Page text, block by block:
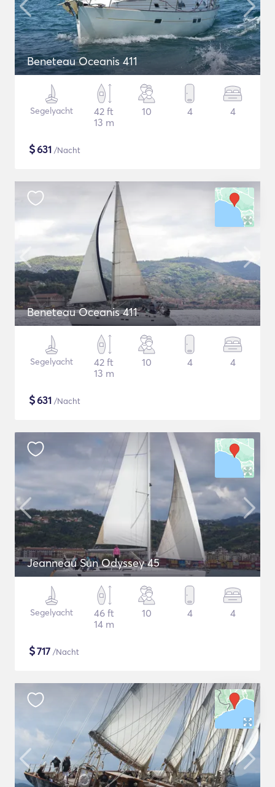
Beneteau Oceanis 411
Segelyacht
42 ft
13 m
10 4 4
$631 /Nacht
Beneteau Oceanis 411
Segelyacht
42 ft
13 m
10 4 4
$631 /Nacht
Jeanneau Sun Odyssey 45
Segelyacht
46 ft
14 m
10 4 4
$717 /Nacht